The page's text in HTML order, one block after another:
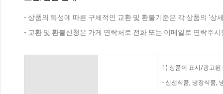
- 상품의 특성에 따른 구체적인 교환 및 환불기준은 각 상품의 '상
- 교환 및 환불신청은 가게 연락처로 전화 또는 이메일로 연락주
1) 상품이 표시/광고된
- 신선식품, 냉장식품,